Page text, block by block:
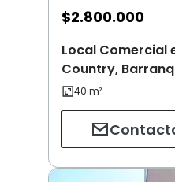
$2.800.000
Local Comercial
Country,